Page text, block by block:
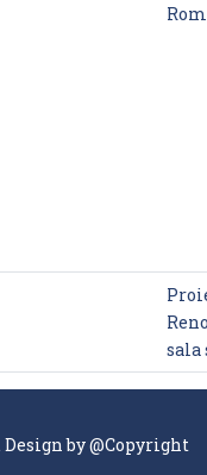
sala
by@Copyright